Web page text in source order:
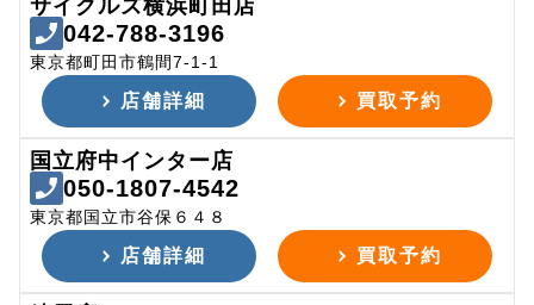
サイクルズ横浜町田店
042-788-3196
東京都町田市鶴間7-1-1
店舗詳細 買取予約
国立府中インター店
050-1807-4542
東京都国立市谷保６４８
店舗詳細 買取予約